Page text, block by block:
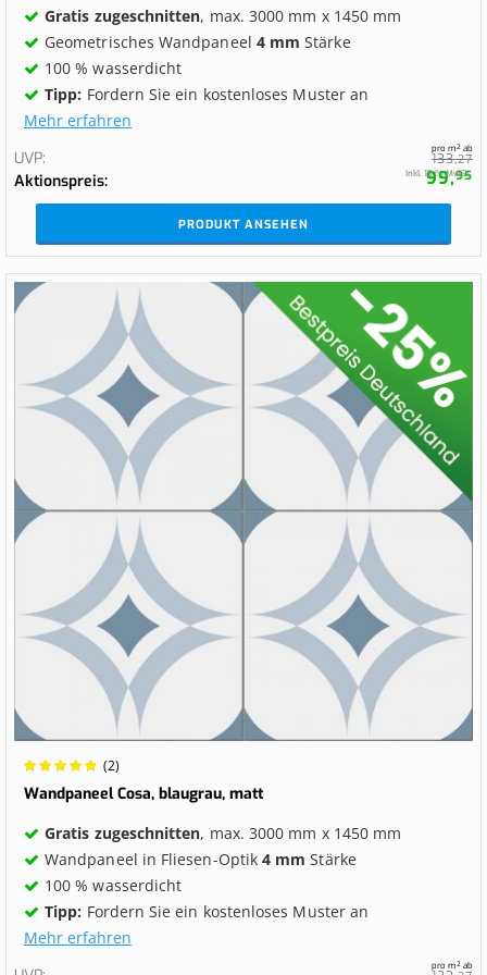
Gratis zugeschnitten, max. 3000 mm x 1450 mm
Geometrisches Wandpaneel 4 mm Stärke
100 % wasserdicht
Tipp: Fordern Sie ein kostenloses Muster an
Mehr erfahren
UVP
133,27
Aktionspreis
pro m² ab
99,95
Inkl. 19 % MwSt.
PRODUKT ANSEHEN
Wertung:
100%
(2)
Wandpaneel Cosa, blaugrau, matt
Gratis zugeschnitten, max. 3000 mm x 1450 mm
Wandpaneel in Fliesen-Optik4 mm Stärke
100 % wasserdicht
Tipp: Fordern Sie ein kostenloses Muster an
Mehr erfahren
pro m² ab